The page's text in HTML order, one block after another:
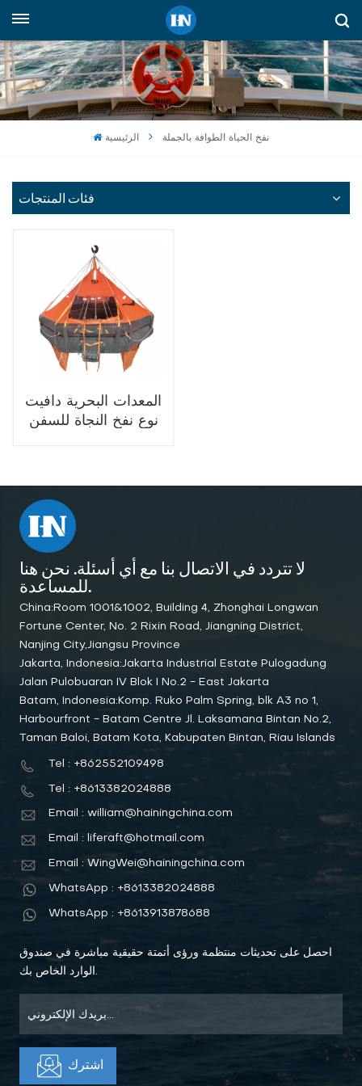
العربية
English
русский
الرئيسية نفخ الحياة الطوافة بالجملة
فئات المنتجات
المعدات البحرية دافيت
نوع نفخ النجاة للسفن
لا تتردد في الاتصال بنا مع أي أسئلة. نحن هنا
للمساعدة.
China:Room 1001&1002, Building 4, Zhonghai Longwan
Fortune Center, No. 2 Rixin Road, Jiangning District,
Nanjing City,Jiangsu Province
Jakarta, Indonesia:Jakarta Industrial Estate Pulogadung
Jalan Pulobuaran IV Blok I No.2 - East Jakarta
Batam, Indonesia:Komp. Ruko Palm Spring, blk A3 no 1,
Harbourfront - Batam Centre Jl. Laksamana Bintan No.2,
Taman Baloi, Batam Kota, Kabupaten Bintan, Riau Islands
Tel : +862552109498
Tel : +8613382024888
Email : william@hainingchina.com
Email : liferaft@hotmail.com
Email : WingWei@hainingchina.com
WhatsApp : +8613382024888
WhatsApp : +8613913878688
احصل على تحديثات منتظمة ورؤى أتمتة حقيقية مباشرة في صندوق
الوارد الخاص بك.